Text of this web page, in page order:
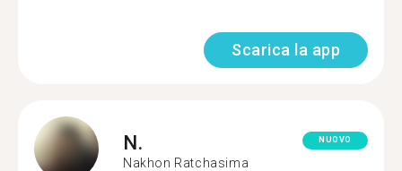
Scarica la app
N.
Nakhon Ratchasima
NUOVO